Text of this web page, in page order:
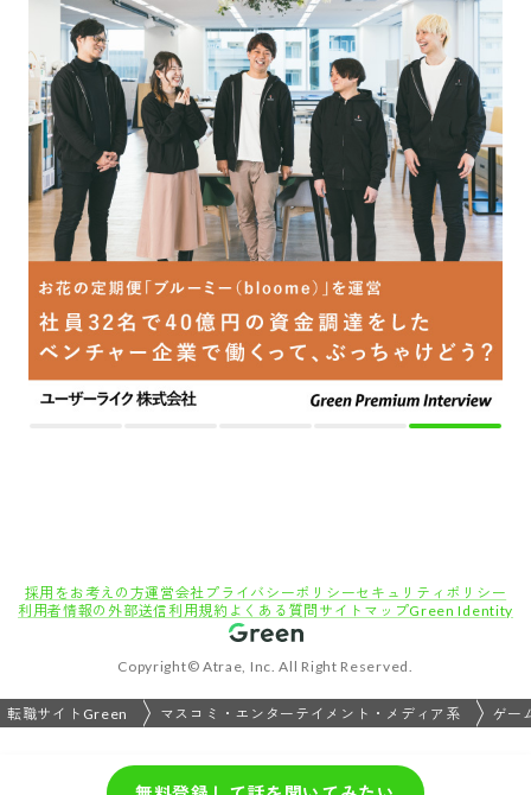
採用をお考えの方運営会社 プライバシーポリシーセキュリティポリシー
利用者情報の外部送信利用規約 よくある質問 サイトマップGreen Identity
Copyright© Atrae, Inc. All Right Reserved.
転職サイトGreen マスコミ・エンターテイメント・メディア系 ゲー